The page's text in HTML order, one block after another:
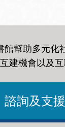
館幫助多元化
建機會以及
諮詢及支